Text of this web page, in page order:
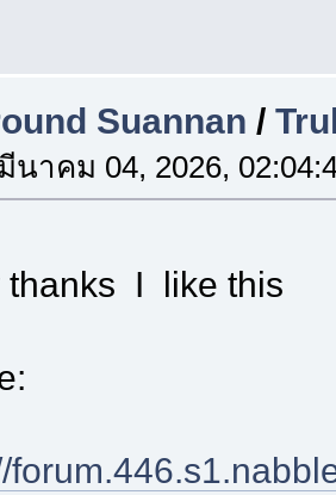
Suannan /
นาคม 04, 2026,
thanks I like this